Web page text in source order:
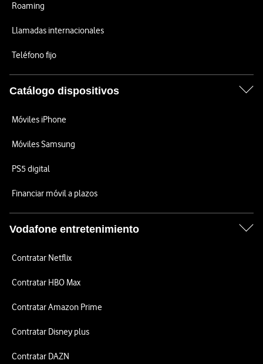
Roaming
Llamadas internacionales
Teléfono fijo
Catálogo dispositivos
Móviles iPhone
Móviles Samsung
PS5 digital
Financiar móvil a plazos
Vodafone entretenimiento
Contratar Netflix
Contratar HBO Max
Contratar Amazon Prime
Contratar Disney plus
Contratar DAZN